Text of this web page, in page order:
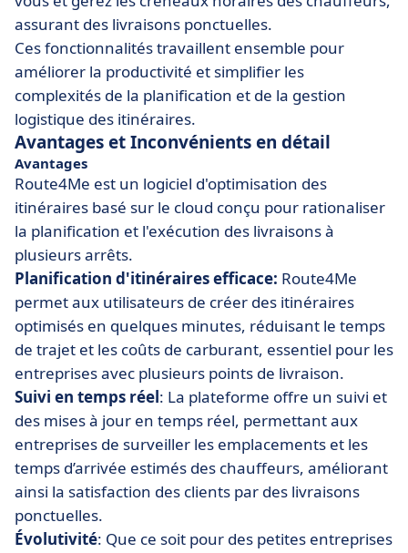
assurant des livraisons ponctuelles.
Ces fonctionnalités travaillent ensemble pour
améliorer la productivité et simplifier les
complexités de la planification et de la gestion
logistique des itinéraires.
Avantages et Inconvénients en détail
Avantages
Route4Me est un logiciel d'optimisation des
itinéraires basé sur le cloud conçu pour rationaliser
la planification et l'exécution des livraisons à
plusieurs arrêts.
Planification d'itinéraires efficace: Route4Me
permet aux utilisateurs de créer des itinéraires
optimisés en quelques minutes, réduisant le temps
de trajet et les coûts de carburant, essentiel pour les
entreprises avec plusieurs points de livraison.
Suivi en temps réel: La plateforme offre un suivi et
des mises à jour en temps réel, permettant aux
entreprises de surveiller les emplacements et les
temps d’arrivée estimés des chauffeurs, améliorant
ainsi la satisfaction des clients par des livraisons
ponctuelles.
Évolutivité: Que ce soit pour des petites entreprises